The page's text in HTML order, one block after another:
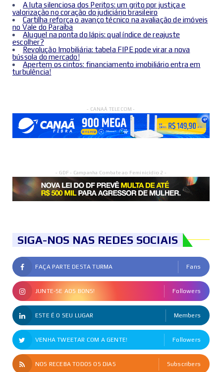
A luta silenciosa dos Peritos: um grito por justiça e
valorização no coração do judiciário brasileiro
Cartilha reforça o avanço técnico na avaliação de imóveis
no Vale do Paraíba
Aluguel na ponta do lápis: qual índice de reajuste
escolher?
Revolução Imobiliária: tabela FIPE pode virar a nova
bússola do mercado!
Apertem os cintos: financiamento imobiliário entra em
turbulência!
- CANAÃ TELECOM -
- GDF - Campanha Combate ao Feminicídio 2 -
SIGA-NOS NAS REDES SOCIAIS
FAÇA PARTE DESTA TURMA Fans
JUNTE-SE AOS BONS! Followers
ESTE É O SEU LUGAR Members
VENHA TWEETAR COM A GENTE! Followers
NOS RECEBA TODOS OS DIAS Subscribers